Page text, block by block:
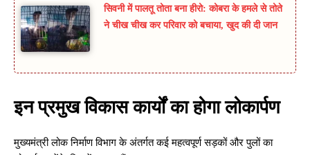
सिवनी में पालतू तोता बना हीरो: कोबरा के हमले से तोते
ने चीख चीख कर परिवार को बचाया, खुद की दी जान
इन प्रमुख विकास कार्यों का होगा लोकार्पण
मुख्यमंत्री लोक निर्माण विभाग के अंतर्गत कई महत्वपूर्ण सड़कों और पुलों का